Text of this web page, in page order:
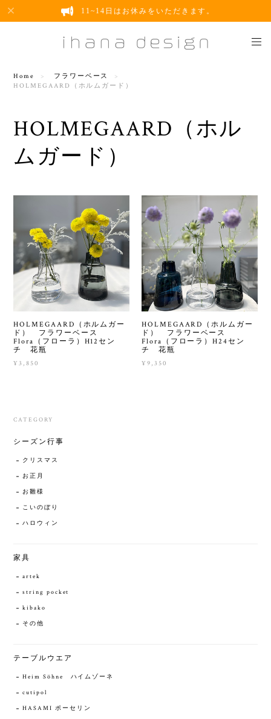
11~14日はお休みをいただきます。
Home
フラワーベース
HOLMEGAARD（ホルムガード）
HOLMEGAARD（ホル
ムガード）
HOLMEGAARD（ホルムガー
ド） フラワーベース
Flora（フローラ）H12セン
チ 花瓶
¥3,850
HOLMEGAARD（ホルムガー
ド） フラワーベース
Flora（フローラ）H24セン
チ 花瓶
¥9,350
CATEGORY
シーズン行事
クリスマス
お正月
お雛様
こいのぼり
ハロウィン
家具
artek
string pocket
kibako
その他
テーブルウエア
Heim Söhne ハイムゾーネ
cutipol
HASAMI ポーセリン